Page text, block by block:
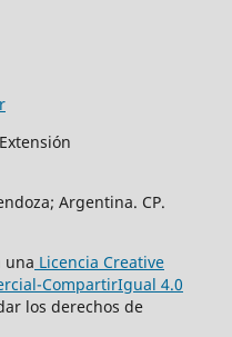
Argentina. CP.
una Licencia Creative
CompartirIgual 4.0
los derechos de